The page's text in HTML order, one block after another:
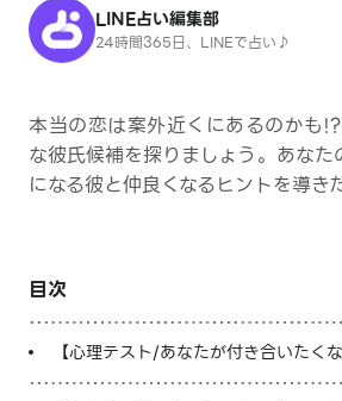
おすすめの占い師
よくある質問
えもじの子（占）12星座占い
占い記事
※LINEアプリ内のサービスページへ遷移します
LINE占い編集部
24時間365日、LINEで占い♪
本当の恋は案外近くにあるのかも
な彼氏候補を探りましょう。あな
になる彼と仲良くなるヒントを導き
目次
【心理テスト/あなたが付き合いたく